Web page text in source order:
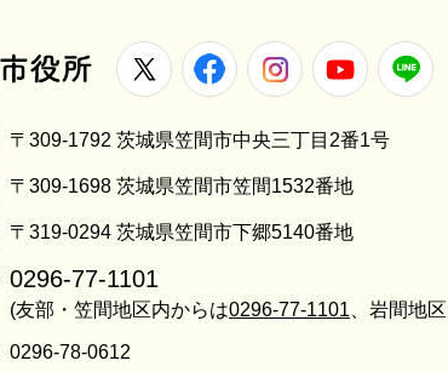
笠間市役所
X FacebookInstagramYoutube
〒309-1792 茨城県笠間市中央三丁目2番1号
〒309-1698 茨城県笠間市笠間1532番地
〒319-0294 茨城県笠間市下郷5140番地
0296-77-1101
(友部・笠間地区内からは0296-77-1101 、岩間地
0296-78-0612